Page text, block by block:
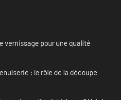
vernissage pour une qualité
: le rôle de la découpe